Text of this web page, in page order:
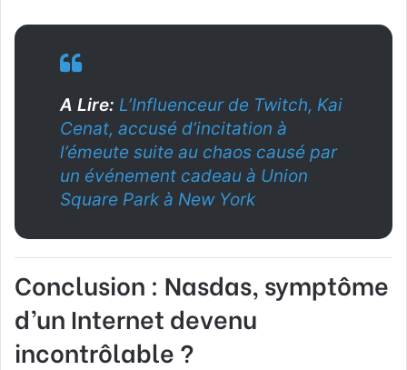
A Lire: L’Influenceur de Twitch, Kai
Cenat, accusé d’incitation à
l’émeute suite au chaos causé par
un événement cadeau à Union
Square Park à New York
Conclusion : Nasdas, symptôme
d’un Internet devenu
incontrôlable ?